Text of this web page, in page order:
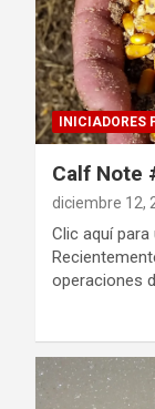
INICIADORES
Calf Note
diciembre 12,
Clic aquí
operaciones